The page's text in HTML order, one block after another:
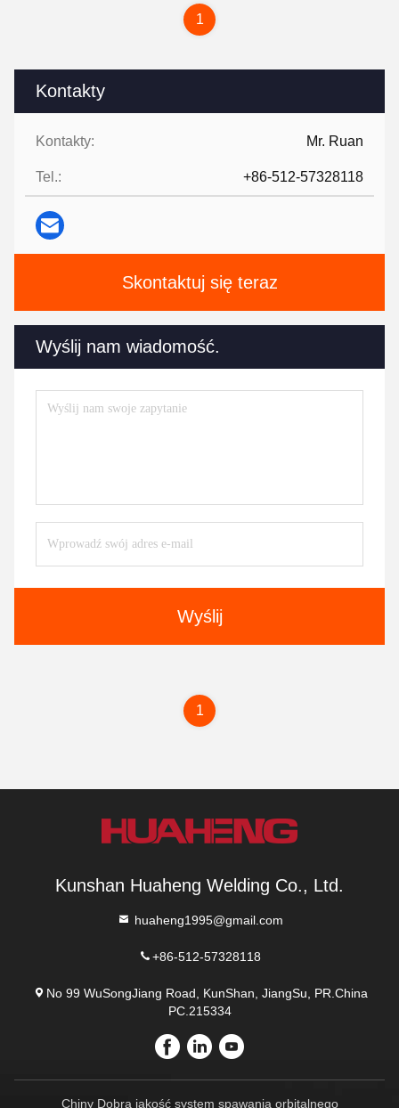
Kontakty
Kontakty: Mr. Ruan
Tel.: +86-512-57328118
Skontaktuj się teraz
Wyślij nam wiadomość.
Wyślij
1
1
Kunshan Huaheng Welding Co., Ltd.
huaheng1995@gmail.com
+86-512-57328118
No 99 WuSongJiang Road, KunShan, JiangSu, PR.China
PC.215334
Chiny Dobra jakość system spawania orbitalnego